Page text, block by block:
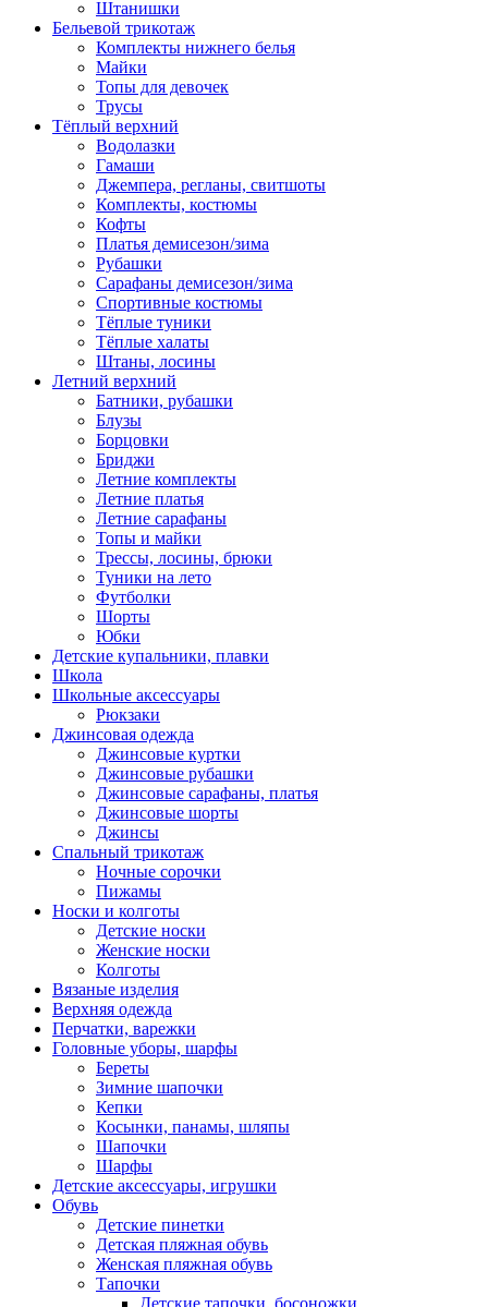
Штанишки
Бельевой трикотаж
Комплекты нижнего белья
Майки
Топы для девочек
Трусы
Тёплый верхний
Водолазки
Гамаши
Джемпера, регланы, свитшоты
Комплекты, костюмы
Кофты
Платья демисезон/зима
Рубашки
Сарафаны демисезон/зима
Спортивные костюмы
Тёплые туники
Тёплые халаты
Штаны, лосины
Летний верхний
Батники, рубашки
Блузы
Борцовки
Бриджи
Летние комплекты
Летние платья
Летние сарафаны
Топы и майки
Трессы, лосины, брюки
Туники на лето
Футболки
Шорты
Юбки
Детские купальники, плавки
Школа
Школьные аксессуары
Рюкзаки
Джинсовая одежда
Джинсовые куртки
Джинсовые рубашки
Джинсовые сарафаны, платья
Джинсовые шорты
Джинсы
Спальный трикотаж
Ночные сорочки
Пижамы
Носки и колготы
Детские носки
Женские носки
Колготы
Вязаные изделия
Верхняя одежда
Перчатки, варежки
Головные уборы, шарфы
Береты
Зимние шапочки
Кепки
Косынки, панамы, шляпы
Шапочки
Шарфы
Детские аксессуары, игрушки
Обувь
Детские пинетки
Детская пляжная обувь
Женская пляжная обувь
Тапочки
Детские тапочки, босоножки